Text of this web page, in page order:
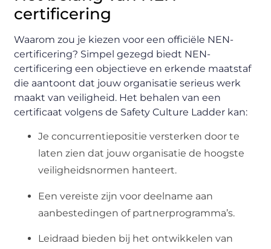
certificering
Waarom zou je kiezen voor een officiële NEN-
certificering? Simpel gezegd biedt NEN-
certificering een objectieve en erkende maatstaf
die aantoont dat jouw organisatie serieus werk
maakt van veiligheid. Het behalen van een
certificaat volgens de Safety Culture Ladder kan:
Je concurrentiepositie versterken door te
laten zien dat jouw organisatie de hoogste
veiligheidsnormen hanteert.
Een vereiste zijn voor deelname aan
aanbestedingen of partnerprogramma’s.
Leidraad bieden bij het ontwikkelen van